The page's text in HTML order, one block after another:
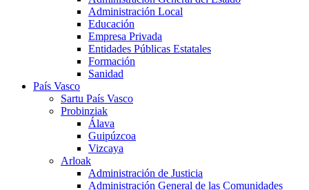
Administración Local
Educación
Empresa Privada
Entidades Públicas Estatales
Formación
Sanidad
País Vasco
Sartu País Vasco
Probinziak
Álava
Guipúzcoa
Vizcaya
Arloak
Administración de Justicia
Administración General de las Comunidades